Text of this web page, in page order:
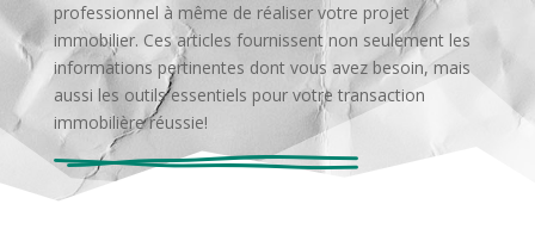
professionnel à même de réaliser votre projet
immobilier. Ces articles fournissent non seulement les
informations pertinentes dont vous avez besoin, mais
aussi les outils essentiels pour votre transaction
immobilière réussie!